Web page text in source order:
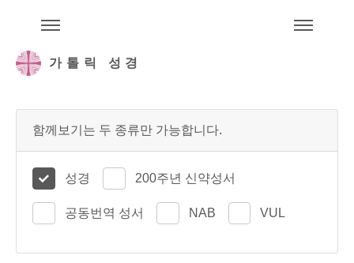
가톨릭 성경
함께보기는 두 종류만 가능합니다.
성경 200주년 신약성서
공동번역 성서 NAB VUL